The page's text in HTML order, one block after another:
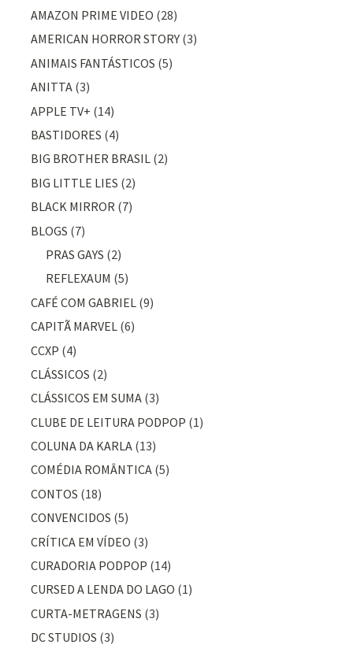
AMAZON PRIME VIDEO (28)
AMERICAN HORROR STORY (3)
ANIMAIS FANTÁSTICOS (5)
ANITTA (3)
APPLE TV+ (14)
BASTIDORES (4)
BIG BROTHER BRASIL (2)
BIG LITTLE LIES (2)
BLACK MIRROR (7)
BLOGS (7)
PRAS GAYS (2)
REFLEXAUM (5)
CAFÉ COM GABRIEL (9)
CAPITÃ MARVEL (6)
CCXP (4)
CLÁSSICOS (2)
CLÁSSICOS EM SUMA (3)
CLUBE DE LEITURA PODPOP (1)
COLUNA DA KARLA (13)
COMÉDIA ROMÂNTICA (5)
CONTOS (18)
CONVENCIDOS (5)
CRÍTICA EM VÍDEO (3)
CURADORIA PODPOP (14)
CURSED A LENDA DO LAGO (1)
CURTA-METRAGENS (3)
DC STUDIOS (3)